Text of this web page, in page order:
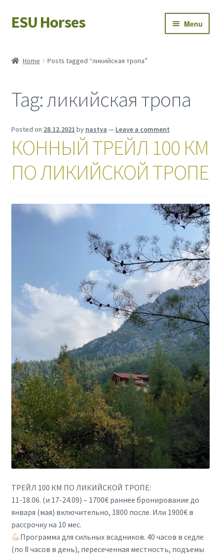
Skip
to
Skip
to
ESU Horses Menu
Save Horses
My account
Home Posts tagged “ликийская тропа”
Tag:ликийская тропа
Posted on 28.12.2021 by nastya — Leave a comment
КОННЫЙ ТРЕЙЛ 100 КМ
ПО ЛИКИЙСКОЙ ТРОПЕ
ТРЕЙЛ 100 КМ ПО ЛИКИЙСКОЙ ТРОПЕ:
11-18.06. (и 17-24.09) – 1700€ раннее бронирование до
января (мая) включительно, 1800 после. Или 1900€ в
рассрочку на 10 мес.
Программа для сильных всадников. 40 часов в седле
(по 8 часов в день), пересеченная местность, подъемы